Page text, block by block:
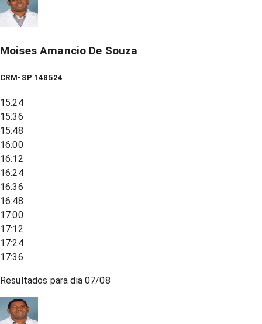
Moises Amancio De Souza
CRM-SP 148524
15:24
15:36
15:48
16:00
16:12
16:24
16:36
16:48
17:00
17:12
17:24
17:36
Resultados para dia07/08